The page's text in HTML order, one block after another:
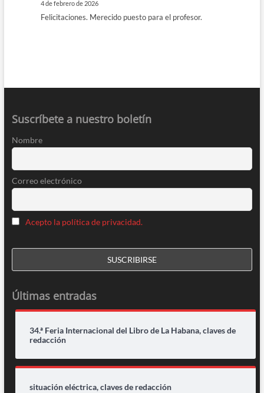
4 de febrero de 2026
Felicitaciones. Merecido puesto para el profesor.
Suscríbete a nuestro boletín
Nombre
Correo electrónico
Acepto la política de privacidad.
Últimas entradas
34.ª Feria Internacional del Libro de La Habana, claves de
redacción
situación eléctrica, claves de redacción